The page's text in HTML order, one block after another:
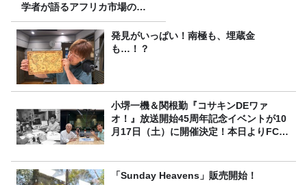
学者が語るアフリカ市場のリ
アル
発見がいっぱい！南極も、埋蔵金
も…！？
小堺一機＆関根勤『コサキンDEワァ
オ！』放送開始45周年記念イベントが10
月17日（土）に開催決定！本日よりFC先
「Sunday Heavens」販売開始！